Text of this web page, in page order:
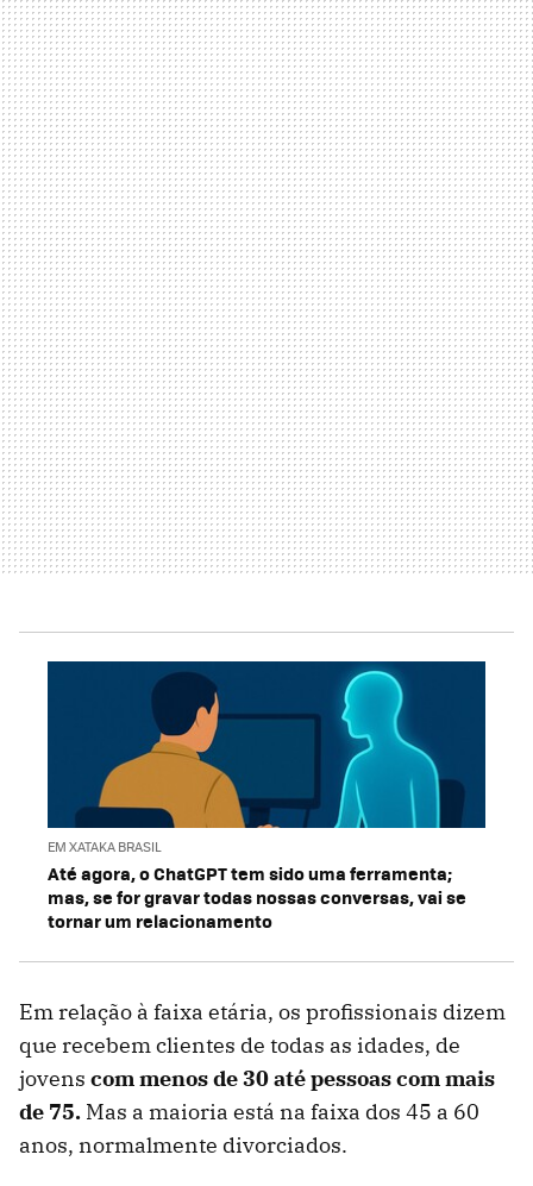
EM XATAKA BRASIL
Até agora, o ChatGPT tem sido uma ferramenta;
mas, se for gravar todas nossas conversas, vai se
tornar um relacionamento
Em relação à faixa etária, os profissionais dizem
que recebem clientes de todas as idades, de
jovens com menos de 30 até pessoas com mais
de 75. Mas a maioria está na faixa dos 45 a 60
anos, normalmente divorciados.